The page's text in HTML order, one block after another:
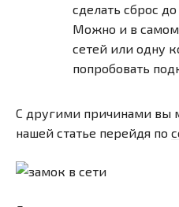
сделать сброс
Можно и в самом
сетей или одну
попробовать
С другими причинами вы
нашей статье перейдя по